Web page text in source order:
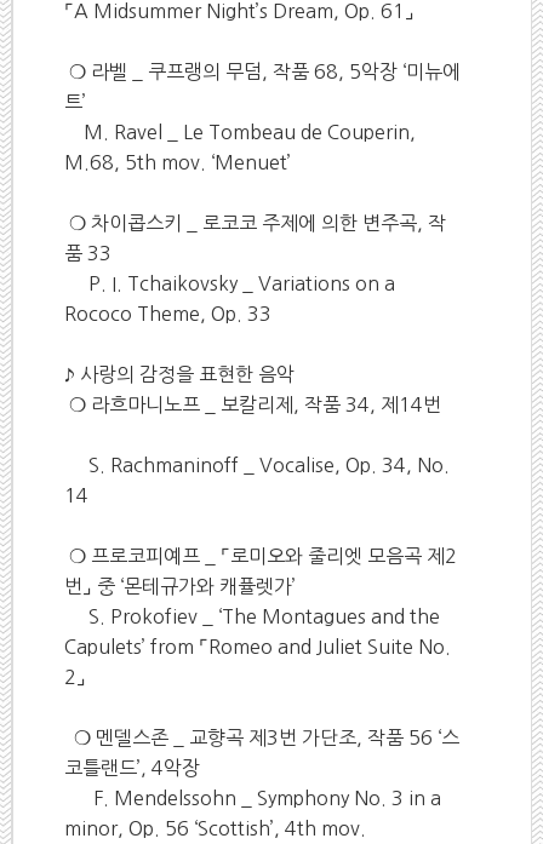
⌜A Midsummer Night’s Dream, Op. 61⌟
❍ 라벨 _ 쿠프랭의 무덤, 작품 68, 5악장 ‘미뉴에
트’
M. Ravel _ Le Tombeau de Couperin,
M.68, 5th mov. ‘Menuet’
❍ 차이콥스키 _ 로코코 주제에 의한 변주곡, 작
품 33
P. I. Tchaikovsky _ Variations on a
Rococo Theme, Op. 33
♪ 사랑의 감정을 표현한 음악
❍ 라흐마니노프 _ 보칼리제, 작품 34, 제14번
S. Rachmaninoff _ Vocalise, Op. 34, No.
14
❍ 프로코피예프 _ ⌜로미오와 줄리엣 모음곡 제2
번⌟ 중 ‘몬테규가와 캐퓰렛가’
S. Prokofiev _ ‘The Montagues and the
Capulets’ from ⌜Romeo and Juliet Suite No.
2⌟
❍ 멘델스존 _ 교향곡 제3번 가단조, 작품 56 ‘스
코틀랜드’, 4악장
F. Mendelssohn _ Symphony No. 3 in a
minor, Op. 56 ‘Scottish’, 4th mov.